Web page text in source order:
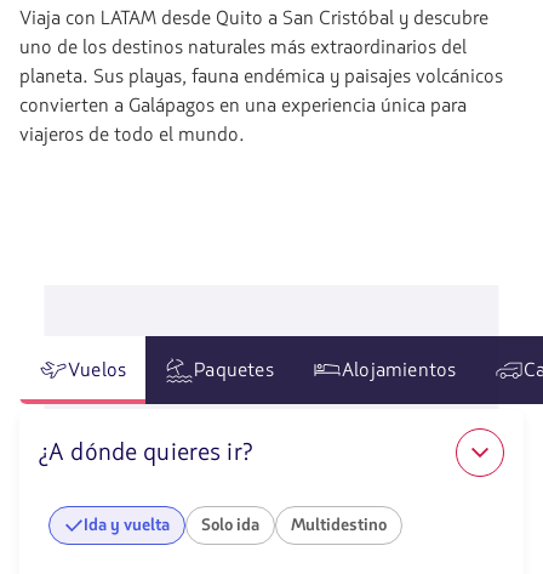
Viaja con LATAM desde Quito a San Cristóbal y descubre
uno de los destinos naturales más extraordinarios del
planeta. Sus playas, fauna endémica y paisajes volcánicos
convierten a Galápagos en una experiencia única para
viajeros de todo el mundo.
Vuelos Paquetes Alojamientos
¿A dónde quieres ir?
Ida y vuelta Solo ida Multidestino